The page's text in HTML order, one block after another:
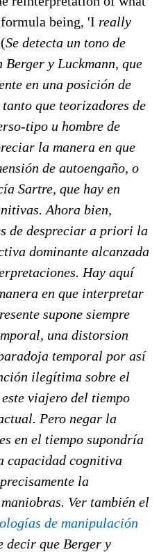
being, 'I really
Se detecta un tono de
Berger y Luckmann, que
en una posición de
que teorizadores de
tipo u hombre de
la manera en que
de autoengaño, o
Sartre, que hay en
Ahora bien,
de despreciar a priori la
dominante alcanzada
Hay aquí
en que interpretar
supone siempre
una distorsion
temporal por así
ilegítima sobre el
viajero del tiempo
Pero negar la
en el tiempo supondría
capacidad cognitiva
la
Ver también el
de manipulación
decir que Berger y